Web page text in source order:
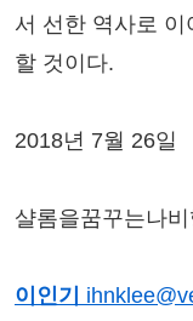
서 선한 역사로
할 것이다.
2018년 7월 26일
샬롬을꿈꾸는나
이인기